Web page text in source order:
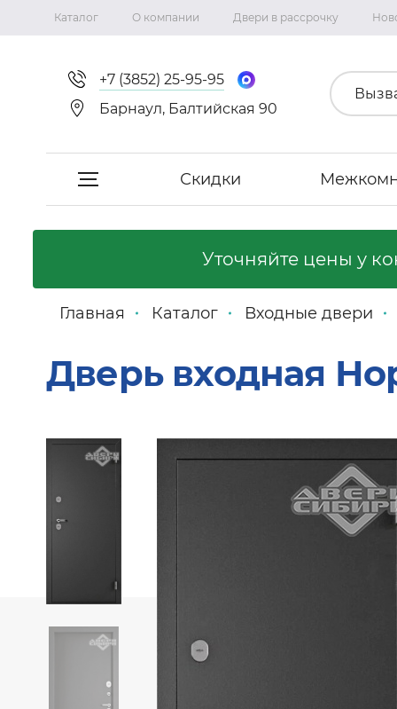
Каталог О компании Двери в рассрочку
+7 (3852) 25-95-95
Барнаул, Балтийская 90
Скидки
Межкомнатные двери
Фабрика «Двери Точка.ру»
Коллекция Неаполь
Фабрика «АЛТА»
Коллекция Сицилия
Фабрика «ЛайнДор»
Фабрика «Дубрава-Сибирь»
Уточняйте цены у
Главная Каталог Входные двери
Дверь входная